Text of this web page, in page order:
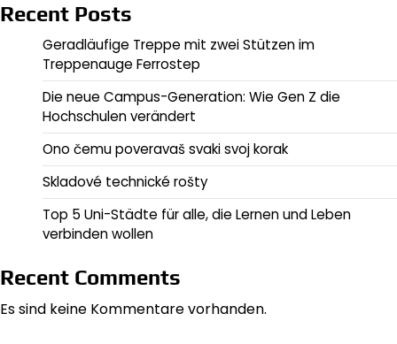
Recent Posts
Geradläufige Treppe mit zwei Stützen im
Treppenauge Ferrostep
Die neue Campus-Generation: Wie Gen Z die
Hochschulen verändert
Ono čemu poveravaš svaki svoj korak
Skladové technické rošty
Top 5 Uni-Städte für alle, die Lernen und Leben
verbinden wollen
Recent Comments
Es sind keine Kommentare vorhanden.